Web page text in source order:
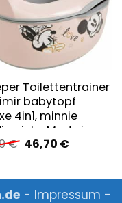
Toilettentrainer
babytopf
4in1, minnie
pink«, Made in
FSC® – schützt
€ Ursprünglicher
Preis
49,99 €
46,70 €Aktueller
46,70 €.
- Impressum -